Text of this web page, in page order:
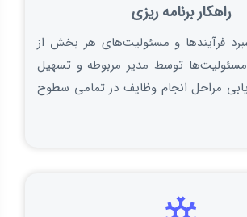
راهکار برنامه ریزی
فرآیندها و مسئولیت‌های هر بخش از
مسئولیت‌ها توسط مدیر مربوطه و تسهیل
مراحل انجام وظایف در تمامی سطوح